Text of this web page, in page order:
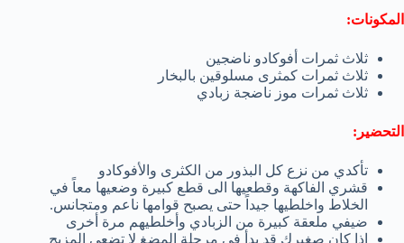
المكونات:
ثلاث ثمرات أفوكادو ناضجین
ثلاث ثمرات كمثرى مسلوقین بالبخار
ثلاث ثمرات موز ناضجة زبادي
التحضیر:
تأكدي من نزع كل البذور من الكثرى والأفوكادو
قشري الفاكھة وقطعیھا الى قطع كبیرة وضعیھا معاً في
الخلاط واخلطیھا جیداً حتى یصبح قوامھا ناعم ومتجانس.
ضیفي ملعقة كبیرة من الزبادي وأخلطیھم مرة أخرى
إذا كان صغیرك قد بدأ في مرحلة المضغ لا تضعي المزیج